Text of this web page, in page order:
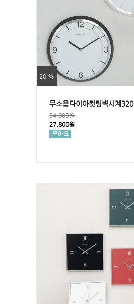
20 %
무소음다이아컷팅벽시계320
34,800원
27,800원